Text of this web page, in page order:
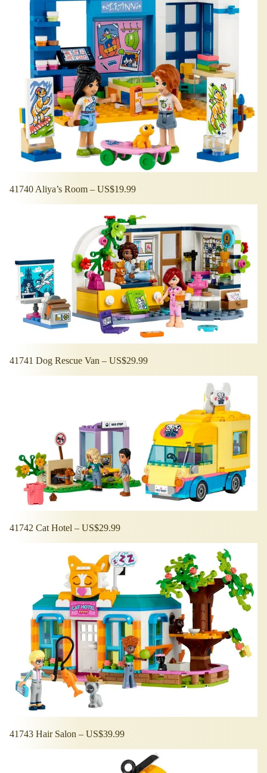
41740 Aliya’s Room – US$19.99
41741 Dog Rescue Van – US$29.99
41742 Cat Hotel – US$29.99
41743 Hair Salon – US$39.99